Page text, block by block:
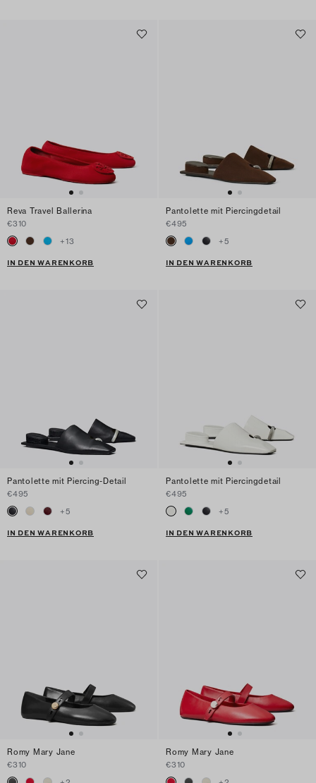
Reva Travel Ballerina
€310
+13
IN DEN WARENKORB
Pantolette mit Piercingdetail
€495
+5
IN DEN WARENKORB
Pantolette mit Piercing-Detail
€495
+5
IN DEN WARENKORB
Pantolette mit Piercingdetail
€495
+5
IN DEN WARENKORB
Romy Mary Jane
€310
Romy Mary Jane
€310